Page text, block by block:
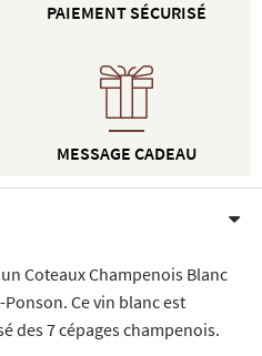
PAIEMENT SÉCURISÉ
MESSAGE CADEAU
Coteaux Champenois Blanc
Ce vin blanc est
des 7 cépages champenois.